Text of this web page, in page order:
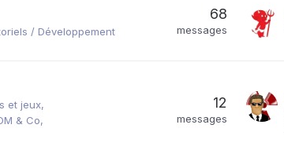
/ Développement
68
messages
et jeux
& Co
12
messages